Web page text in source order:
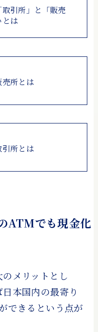
引所」と「販売
は
所とは
所とは
ATMでも現金化
メリットとし
本国内の最寄り
できるという点が